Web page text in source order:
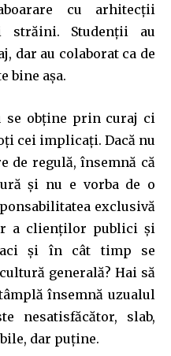
cu arhitecții
străini.
Studenții au
dar au colaborat ca de
bine așa.
se obține prin curaj ci
cei implicați. Dacă nu
de regulă, însemnă că
și nu e vorba de o
exclusivă
a clienților publici și
și în cât timp se
generală? Hai să
însemnă uzualul
nesatisfăcător, slab,
dar puține.